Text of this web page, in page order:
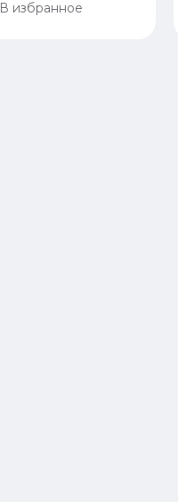
В избранное